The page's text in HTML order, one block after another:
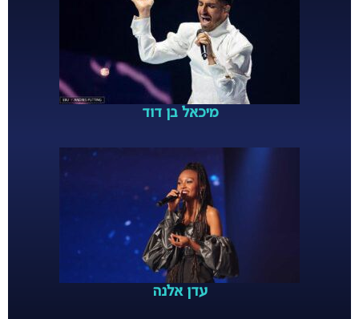
מיכאל בן דוד
עדן אלנה